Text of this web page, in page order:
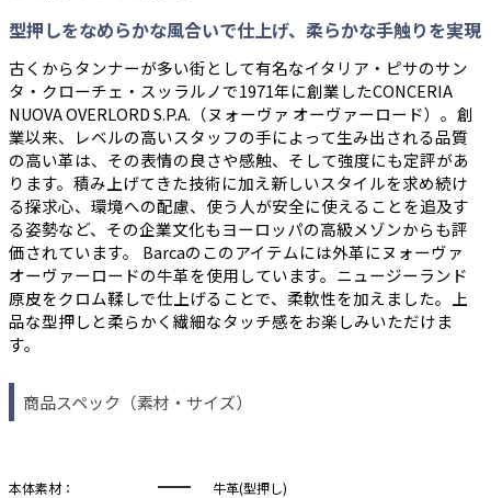
型押しをなめらかな風合いで仕上げ、柔らかな手触りを実現
古くからタンナーが多い街として有名なイタリア・ピサのサン
タ・クローチェ・スッラルノで1971年に創業したCONCERIA
NUOVA OVERLORD S.P.A.（ヌォーヴァ オーヴァーロード）。創
業以来、レベルの高いスタッフの手によって生み出される品質
の高い革は、その表情の良さや感触、そして強度にも定評があ
ります。積み上げてきた技術に加え新しいスタイルを求め続け
る探求心、環境への配慮、使う人が安全に使えることを追及す
る姿勢など、その企業文化もヨーロッパの高級メゾンからも評
価されています。 Barcaのこのアイテムには外革にヌォーヴァ
オーヴァーロードの牛革を使用しています。ニュージーランド
原皮をクロム鞣しで仕上げることで、柔軟性を加えました。上
品な型押しと柔らかく繊細なタッチ感をお楽しみいただけま
す。
商品スペック（素材・サイズ）
本体素材：
牛革(型押し)